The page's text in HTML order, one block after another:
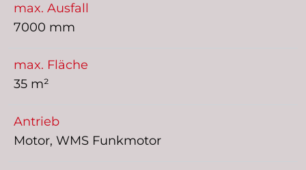
max. Ausfall
7000 mm
max. Fläche
35 m²
Antrieb
Motor, WMS Funkmotor